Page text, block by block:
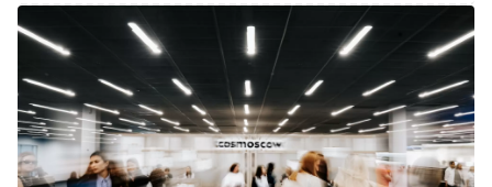
Она предлагает серию специализированных
образовательных программ, разработанных с учётом
потребностей компаний различных отраслей экономики
и финансов. «Сноб» разбирается, как устроена Школа
финансов, какие программы она включает и чем может
быть полезна для разных категорий специалистов